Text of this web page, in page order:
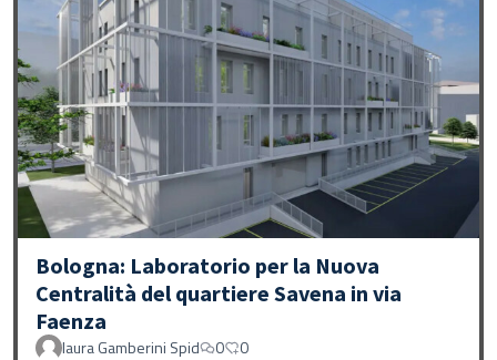
Bologna: Laboratorio per la Nuova
Centralità del quartiere Savena in via
Faenza
laura Gamberini Spid 0 0